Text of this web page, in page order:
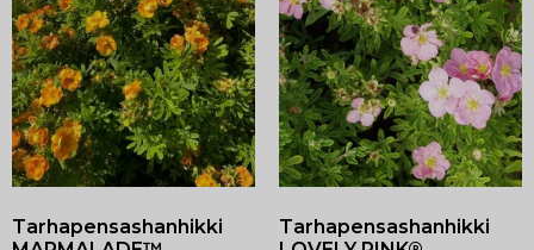
Tarhapensashanhikki
Tarhapensashanhikki